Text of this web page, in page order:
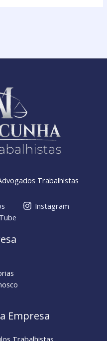
Trabalhistas
Instagram
Empresa
Trabalhistas